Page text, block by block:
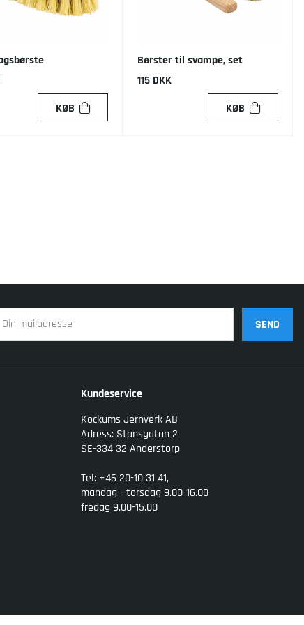
KØB
Børster til svampe, set
115 DKK
KØB
SEND
Kundeservice
Kockums Jernverk AB
Adress: Stansgatan 2
SE-334 32 Anderstorp
Tel: +46 20-10 31 41,
mandag - torsdag 9.00-16.00
fredag 9.00-15.00